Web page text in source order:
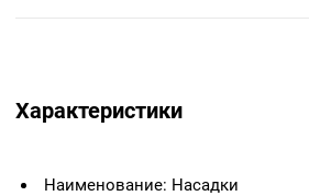
Характеристики
Наименование: Насадки